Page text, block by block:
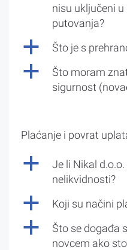
nisu uključeni
putovanja?
a Što je s
a
Što moram
sigurnost
Plaćanje i povrat
a
Je li Nikal
nelikvidnosti?
a Koji su načini
a
Što se događa
novcem ako